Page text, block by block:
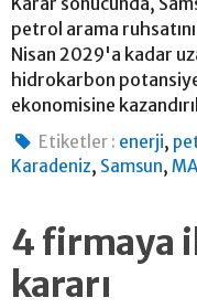
petrol arama
Nisan 2029'a kadar
hidrokarbon
ekonomisine
Etiketler : enerji,
Karadeniz, Samsun,
4 firmaya
kararı